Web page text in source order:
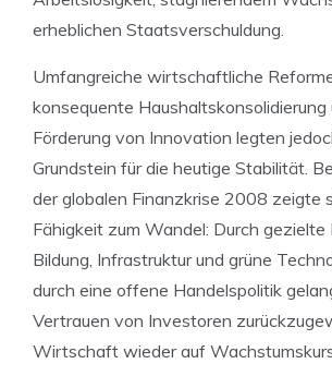
erheblichen Staatsverschuldung.
Umfangreiche wirtschaftliche
konsequente Haushaltskonsolidierung
Förderung von Innovation legten
Grundstein für die heutige Stabilität.
der globalen Finanzkrise 2008 zeigte
Fähigkeit zum Wandel: Durch
Bildung, Infrastruktur und grüne
durch eine offene Handelspolitik
Vertrauen von Investoren
Wirtschaft wieder auf